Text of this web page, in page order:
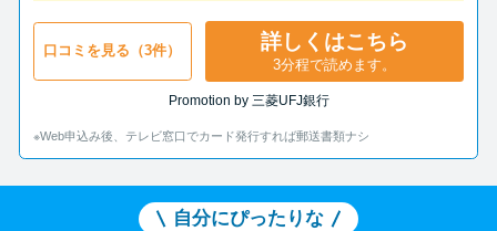
口コミを見る（3件） 詳しくはこちら
3分程で読めます。
Promotion by 三菱UFJ銀行
※Web申込み後、テレビ窓口でカード発行すれば郵送書類ナシ
自分にぴったりな